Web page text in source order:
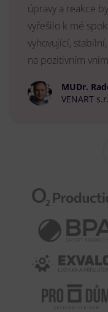
úpravy a reakce
vyřešilo k mé
vyhovující,
na pozitivním
MUDr.
VENART